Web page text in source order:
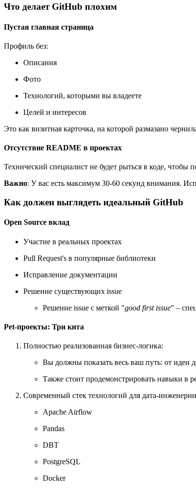
Что делает GitHub плохим
Пустая главная страница
Профиль без:
Описания
Фото
Технологий, которыми вы владеете
Целей и интересов
Это как визитная карточка, на которой размазано
Отсутствие README в проектах
Технический специалист не будет рыться в коде, чтобы
Важно: У вас есть максимум 30-60 секунд внимания.
Как должен выглядеть идеальный GitHub
Open Source вклад
Участие в реальных проектах
Pull Request's в популярные библиотеки
Исправление документации
Решение существующих issue
Решение issue с меткой "good first issue" –
Pet-проекты: Три кита
Полностью реализованная бизнес-логика:
Вы должны показать весь ваш путь: от идеи
Также стоит продемонстрировать навыки в
Современный стек технологий для дата-инженерии
Apache Airflow
Pandas
DBT
PostgreSQL
Docker